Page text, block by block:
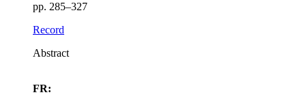
pp. 285–327
Record
Abstract
FR: